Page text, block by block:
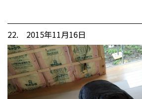
22. 2015年11月16日